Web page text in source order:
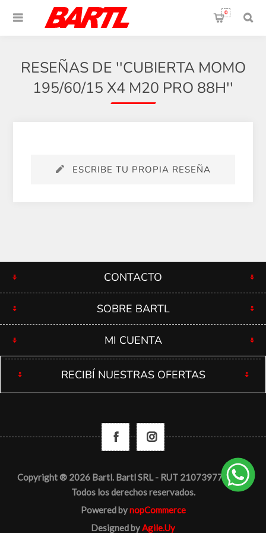
0
RESEÑAS DE CUBIERTA MOMO
195/60/15 X4 M20 PRO 88H
ESCRIBE TU PROPIA RESEÑA
CONTACTO
SOBRE BARTL
MI CUENTA
RECIBÍ NUESTRAS OFERTAS
Copyright ® 2026 Bartl. Bartl SRL - RUT 210739770012 -
Todos los derechos reservados.
Powered bynopCommerce
Designed byAgile.Uy